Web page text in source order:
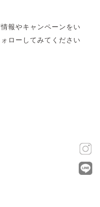
報やキャンペーンをい
ローしてみてください